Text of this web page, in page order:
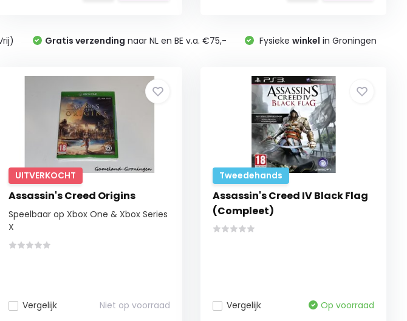
Gratis verzending naar NL en BE v.a. €75,- Fysieke winkel in Groningen
UITVERKOCHT
Assassin's Creed Origins
Speelbaar op Xbox One & Xbox Series
X
Vergelijk Niet op voorraad
Tweedehands
Assassin's Creed IV Black Flag
(Compleet)
Vergelijk Op voorraad